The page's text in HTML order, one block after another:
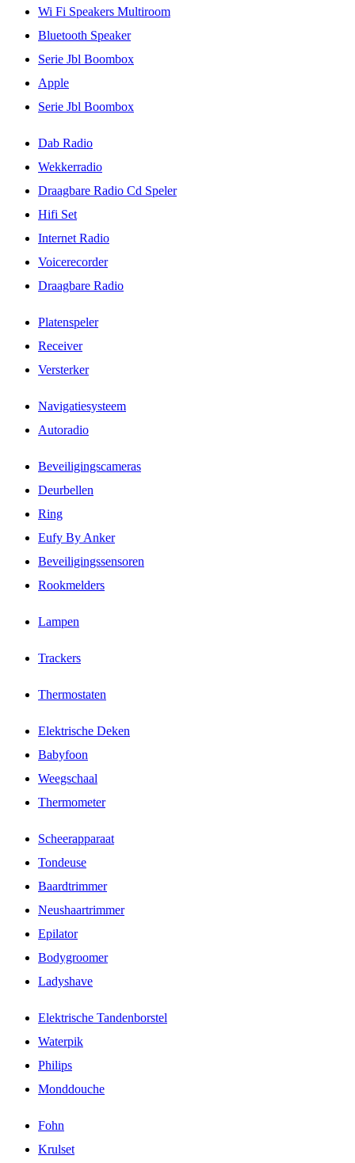
Wi Fi Speakers Multiroom
Bluetooth Speaker
Serie Jbl Boombox
Apple
Serie Jbl Boombox
Dab Radio
Wekkerradio
Draagbare Radio Cd Speler
Hifi Set
Internet Radio
Voicerecorder
Draagbare Radio
Platenspeler
Receiver
Versterker
Navigatiesysteem
Autoradio
Beveiligingscameras
Deurbellen
Ring
Eufy By Anker
Beveiligingssensoren
Rookmelders
Lampen
Trackers
Thermostaten
Elektrische Deken
Babyfoon
Weegschaal
Thermometer
Scheerapparaat
Tondeuse
Baardtrimmer
Neushaartrimmer
Epilator
Bodygroomer
Ladyshave
Elektrische Tandenborstel
Waterpik
Philips
Monddouche
Fohn
Krulset